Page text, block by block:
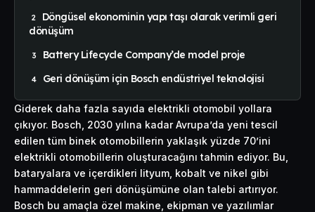
Döngüsel ekonominin yapı taşı olarak verimli geri
dönüşüm
Battery Lifecycle Company’de model proje
Geri dönüşüm için Bosch endüstriyel teknolojisi
Giderek daha fazla sayıda elektrikli otomobil yollara
çıkıyor. Bosch, 2030 yılına kadar Avrupa’da yeni tescil
edilen tüm binek otomobillerin yaklaşık yüzde 70’ini
elektrikli otomobillerin oluşturacağını tahmin ediyor. Bu,
bataryalara ve içerdikleri lityum, kobalt ve nikel gibi
hammaddelerin geri dönüşümüne olan talebi artırıyor.
Bosch bu amaçla özel makine, ekipman ve yazılımlar